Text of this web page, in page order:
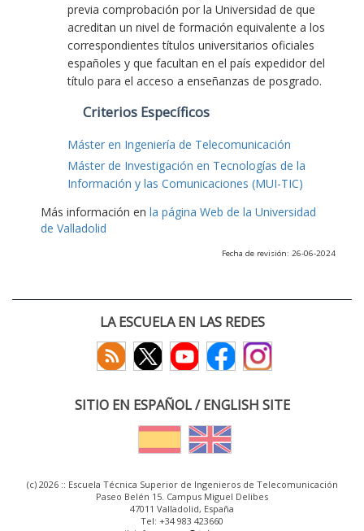
previa comprobación por la Universidad de que
acreditan un nivel de formación equivalente a los
correspondientes títulos universitarios oficiales
españoles y que facultan en el país expedidor del
título para el acceso a enseñanzas de posgrado.
Criterios Específicos
Máster en Ingeniería de Telecomunicación
Máster de Investigación en Tecnologías de la
Información y las Comunicaciones (MUI-TIC)
Más información en la página Web de la Universidad
de Valladolid
Fecha de revisión: 26-06-2024
LA ESCUELA EN LAS REDES
SITIO EN ESPAÑOL / ENGLISH SITE
(c) 2026 :: Escuela Técnica Superior de Ingenieros de Telecomunicación
Paseo Belén 15. Campus Miguel Delibes
47011 Valladolid, España
Tel: +34 983 423660